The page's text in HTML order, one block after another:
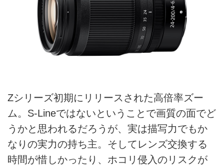
Zシリーズ初期にリリースされた高倍率ズー
ム。S-Lineではないということで画質の面でど
うかと思われるだろうが、実は描写力でもか
なりの実力の持ち主。そしてレンズ交換する
時間が惜しかったり、ホコリ侵入のリスクが